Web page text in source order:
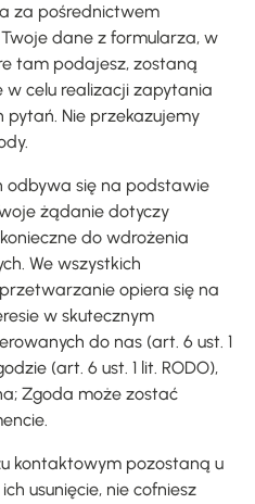
za pośrednictwem
dane z formularza, w
tam podajesz, zostaną
celu realizacji zapytania
Nie przekazujemy
odbywa się na podstawie
żądanie dotyczy
do wdrożenia
We wszystkich
opiera się na
w skutecznym
do nas (art. 6 ust. 1
(art. 6 ust. 1 lit. RODO),
Zgoda może zostać
kontaktowym pozostaną u
usunięcie, nie cofniesz